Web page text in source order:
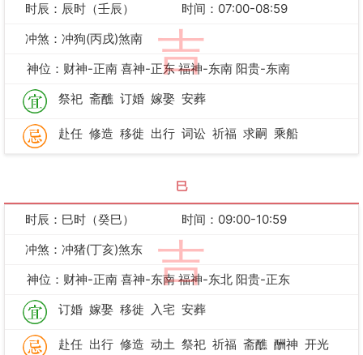
吉
时辰：辰时（壬辰）
时间：07:00-08:59
冲煞：冲狗(丙戌)煞南
神位：财神-正南 喜神-正东 福神-东南 阳贵-东南
祭祀 斋醮 订婚 嫁娶 安葬
赴任 修造 移徙 出行 词讼 祈福 求嗣 乘船
巳
吉
时辰：巳时（癸巳）
时间：09:00-10:59
冲煞：冲猪(丁亥)煞东
神位：财神-正南 喜神-东南 福神-东北 阳贵-正东
订婚 嫁娶 移徙 入宅 安葬
赴任 出行 修造 动土 祭祀 祈福 斋醮 酬神 开光